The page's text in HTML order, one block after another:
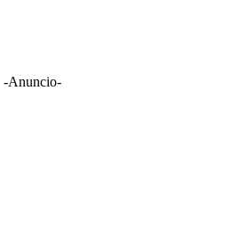
-Anuncio-